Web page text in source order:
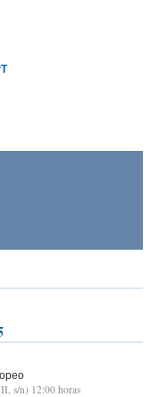
s/n) 12:00 horas